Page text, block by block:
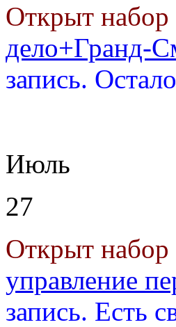
Открыт
дело+Гранд-
запись.
Июль
27
Открыт
управление
запись. Есть